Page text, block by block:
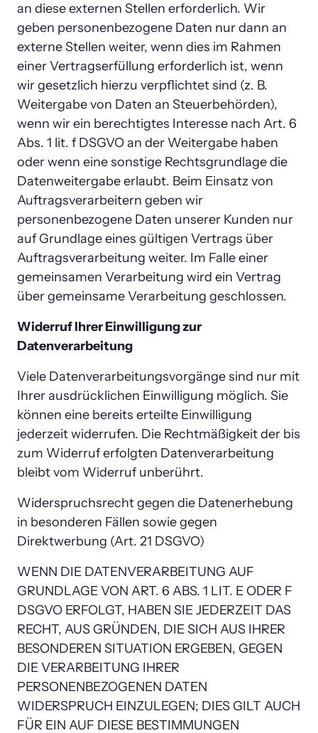
an diese externen Stellen erforderlich. Wir
geben personenbezogene Daten nur dann an
externe Stellen weiter, wenn dies im Rahmen
einer Vertragserfüllung erforderlich ist, wenn
wir gesetzlich hierzu verpflichtet sind (z. B.
Weitergabe von Daten an Steuerbehörden),
wenn wir ein berechtigtes Interesse nach Art. 6
Abs. 1 lit. f DSGVO an der Weitergabe haben
oder wenn eine sonstige Rechtsgrundlage die
Datenweitergabe erlaubt. Beim Einsatz von
Auftragsverarbeitern geben wir
personenbezogene Daten unserer Kunden nur
auf Grundlage eines gültigen Vertrags über
Auftragsverarbeitung weiter. Im Falle einer
gemeinsamen Verarbeitung wird ein Vertrag
über gemeinsame Verarbeitung geschlossen.
Widerruf Ihrer Einwilligung zur
Datenverarbeitung
Viele Datenverarbeitungsvorgänge sind nur mit
Ihrer ausdrücklichen Einwilligung möglich. Sie
können eine bereits erteilte Einwilligung
jederzeit widerrufen. Die Rechtmäßigkeit der bis
zum Widerruf erfolgten Datenverarbeitung
bleibt vom Widerruf unberührt.
Widerspruchsrecht gegen die Datenerhebung
in besonderen Fällen sowie gegen
Direktwerbung (Art. 21 DSGVO)
WENN DIE DATENVERARBEITUNG AUF
GRUNDLAGE VON ART. 6 ABS. 1 LIT. E ODER F
DSGVO ERFOLGT, HABEN SIE JEDERZEIT DAS
RECHT, AUS GRÜNDEN, DIE SICH AUS IHRER
BESONDEREN SITUATION ERGEBEN, GEGEN
DIE VERARBEITUNG IHRER
PERSONENBEZOGENEN DATEN
WIDERSPRUCH EINZULEGEN; DIES GILT AUCH
FÜR EIN AUF DIESE BESTIMMUNGEN